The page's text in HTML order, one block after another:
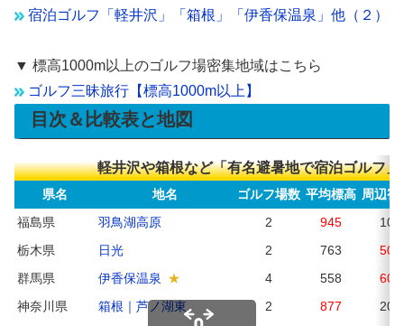
宿泊ゴルフ「軽井沢」「箱根」「伊香保温泉」他（２）
▼ 標高1000m以上のゴルフ場密集地域はこちら
ゴルフ三昧旅行【標高1000m以上】
目次＆比較表と地図
軽井沢や箱根など「有名避暑地で宿泊ゴルフ」
県名 地名 ゴルフ場数 平均標高 周辺宿
福島県
羽鳥湖高原 2 945
10
栃木県
日光 2 763
50
群馬県
伊香保温泉 4 558
60
神奈川県
箱根｜芦ノ湖東 2 877 20